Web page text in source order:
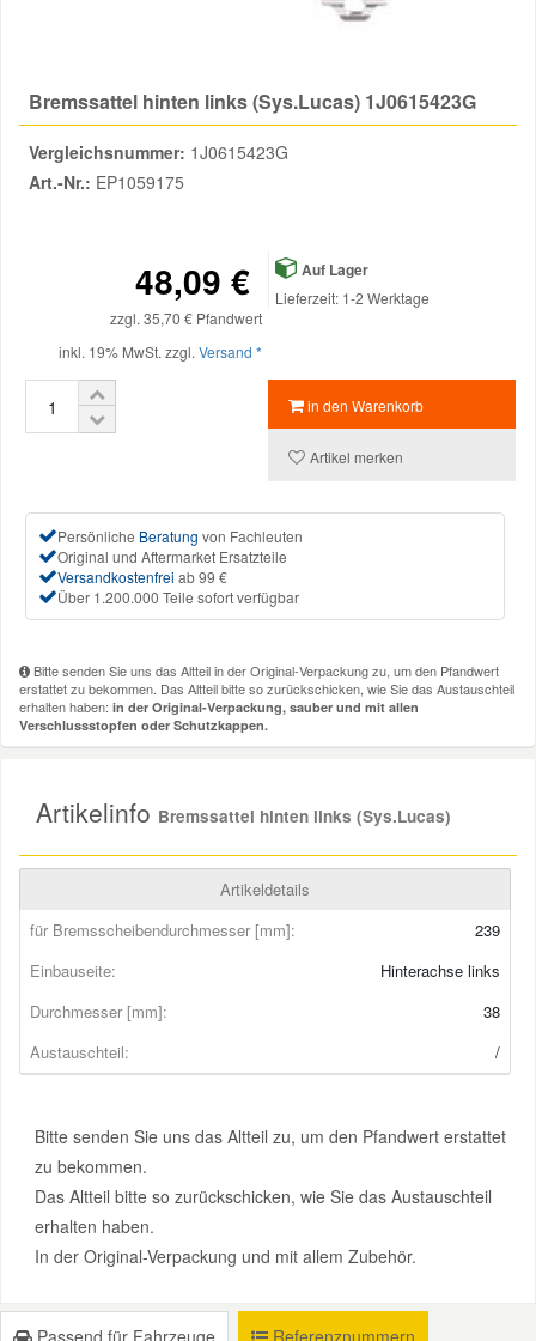
Bremssattel hinten links (Sys.Lucas) 1J0615423G
Vergleichsnummer: 1J0615423G
Art.-Nr.: EP1059175
48,09 €
zzgl. 35,70 € Pfandwert
inkl. 19% MwSt. zzgl. Versand *
Auf Lager
Lieferzeit: 1-2 Werktage
in den Warenkorb
Artikel merken
Persönliche Beratung von Fachleuten
Original und Aftermarket Ersatzteile
Versandkostenfrei ab 99 €
Über 1.200.000 Teile sofort verfügbar
Bitte senden Sie uns das Altteil in der Original-Verpackung zu, um den Pfandwert
erstattet zu bekommen. Das Altteil bitte so zurückschicken, wie Sie das Austauschteil
erhalten haben: in der Original-Verpackung, sauber und mit allen
Verschlussstopfen oder Schutzkappen.
Artikelinfo Bremssattel hinten links (Sys.Lucas)
Artikeldetails
für Bremsscheibendurchmesser [mm]:
239
Einbauseite:
Hinterachse links
Durchmesser [mm]:
38
Austauschteil:
/
Bitte senden Sie uns das Altteil zu, um den Pfandwert erstattet
zu bekommen.
Das Altteil bitte so zurückschicken, wie Sie das Austauschteil
erhalten haben.
In der Original-Verpackung und mit allem Zubehör.
Zündanlage und Glühanlage
Karosserie Werkzeug
Werkstattbedarf
Winter-Autozubehör
Daihatsu Ersatzteile
Dodge Ersatzteile
Hyundai Ersatzteile
Jeep Ersatzteile
Lancia Ersatzteile
Mazda Ersatzteile
Mini Ersatzteile
Nissan Ersatzteile
Porsche Ersatzteile
Skoda Ersatzteile
Smart Ersatzteile
Suzuki Ersatzteile
Toyota Ersatzteile